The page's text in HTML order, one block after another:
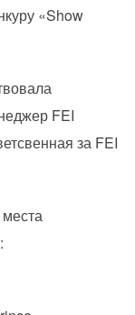
«Show
FEI
за FEI